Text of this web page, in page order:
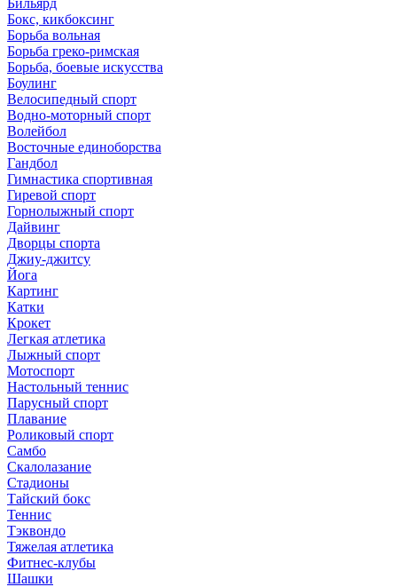
Бокс, кикбоксинг
Борьба вольная
Борьба греко-римская
Борьба, боевые искусства
Боулинг
Велосипедный спорт
Водно-моторный спорт
Волейбол
Восточные единоборства
Гандбол
Гимнастика спортивная
Гиревой спорт
Горнолыжный спорт
Дайвинг
Дворцы спорта
Джиу-джитсу
Йога
Картинг
Катки
Крокет
Легкая атлетика
Лыжный спорт
Мотоспорт
Настольный теннис
Парусный спорт
Плавание
Роликовый спорт
Самбо
Скалолазание
Стадионы
Тайский бокс
Теннис
Тэквондо
Тяжелая атлетика
Фитнес-клубы
Шашки